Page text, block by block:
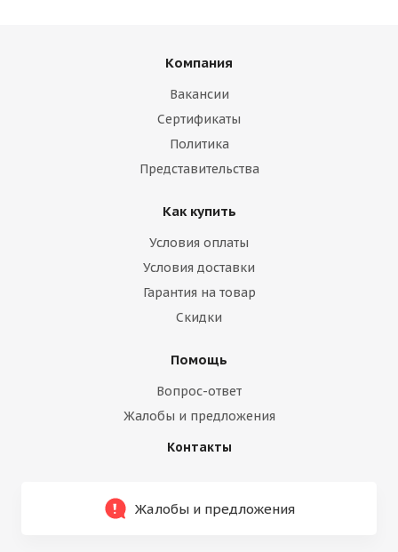
Компания
Вакансии
Сертификаты
Политика
Представительства
Как купить
Условия оплаты
Условия доставки
Гарантия на товар
Скидки
Помощь
Вопрос-ответ
Жалобы и предложения
Контакты
Жалобы и предложения